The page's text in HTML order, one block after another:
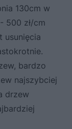
130cm w
500 zł/cm
usunięcia
bardzo
najszybciej
drzew